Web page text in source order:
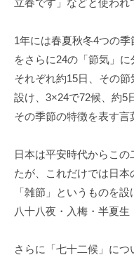
立春です」などと使われ
1年には春夏秋冬4つの
をさらに24の「節気」
それぞれ約15日、その
設け、3×24で72候、約5
その季節の特徴を表す言
日本は平安時代からこ
たが、これだけでは日本
「雑節」というものを
八十八夜・入梅・半夏生
さらに「七十二候」につ